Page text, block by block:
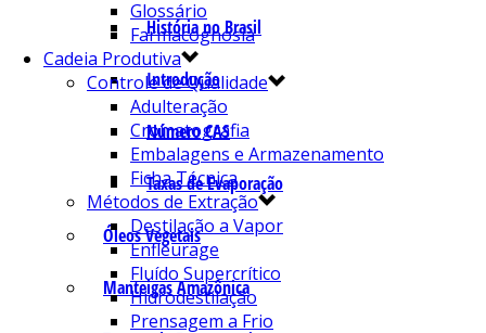
História no Brasil
Introdução
Número CAS
Taxas de Evaporação
Óleos Vegetais
Manteigas Amazônica
Glossário
Farmacognosia
Cadeia Produtiva
Controle de Qualidade
Adulteração
Cromatografia
Embalagens e Armazenamento
Ficha Técnica
Métodos de Extração
Destilação a Vapor
Enfleurage
Fluído Supercrítico
Hidrodestilação
Prensagem a Frio